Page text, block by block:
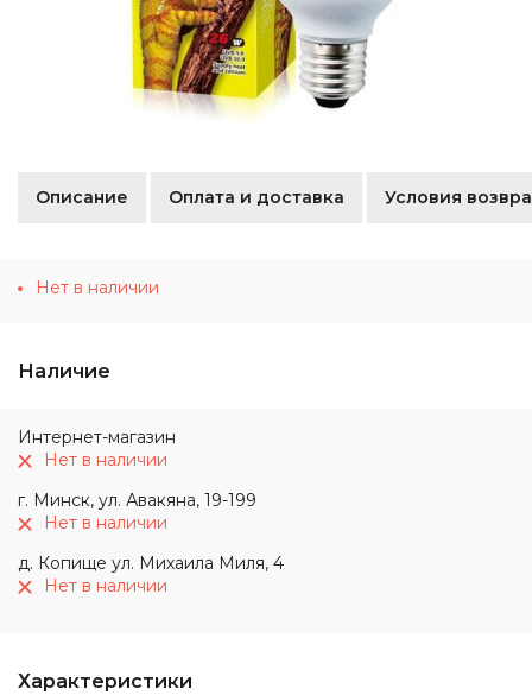
Описание Оплата и доставка Условия
Нет в наличии
Наличие
Интернет-магазин
Нет в наличии
г. Минск, ул. Авакяна, 19-199
Нет в наличии
д. Копище ул. Михаила Миля, 4
Нет в наличии
Характеристики